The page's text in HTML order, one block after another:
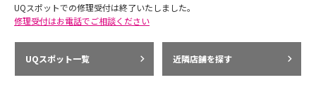
UQスポットでの修理受付は終了いたしました。
修理受付はお電話でご相談ください
UQスポット一覧 近隣店舗を探す